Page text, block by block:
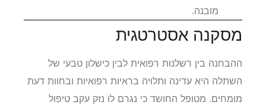
מובנה.
מסקנה אסטרטגית
ההבחנה בין רשלנות רפואית לבין כישלון טבעי של
השתלה היא עדינה ותלויה בראיות רפואיות ובחוות דעת
מומחים. מטופל החושד כי נגרם לו נזק עקב טיפול